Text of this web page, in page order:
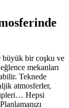
büyük bir coşku ve
mekanları
Teknede
atmosferler,
Hepsi